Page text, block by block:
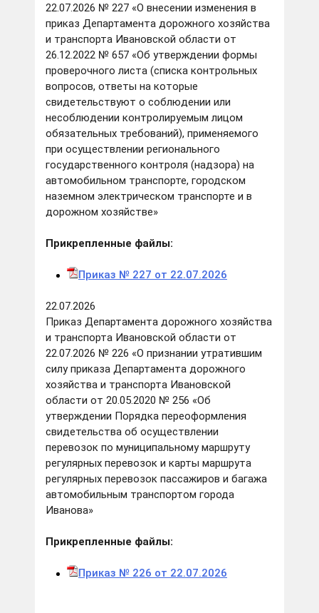
22.07.2026 № 227 «О внесении изменения в
приказ Департамента дорожного хозяйства
и транспорта Ивановской области от
26.12.2022 № 657 «Об утверждении формы
проверочного листа (списка контрольных
вопросов, ответы на которые
свидетельствуют о соблюдении или
несоблюдении контролируемым лицом
обязательных требований), применяемого
при осуществлении регионального
государственного контроля (надзора) на
автомобильном транспорте, городском
наземном электрическом транспорте и в
дорожном хозяйстве»
Прикрепленные файлы:
Приказ № 227 от 22.07.2026
22.07.2026
Приказ Департамента дорожного хозяйства
и транспорта Ивановской области от
22.07.2026 № 226 «О признании утратившим
силу приказа Департамента дорожного
хозяйства и транспорта Ивановской
области от 20.05.2020 № 256 «Об
утверждении Порядка переоформления
свидетельства об осуществлении
перевозок по муниципальному маршруту
регулярных перевозок и карты маршрута
регулярных перевозок пассажиров и багажа
автомобильным транспортом города
Иванова»
Прикрепленные файлы:
Приказ № 226 от 22.07.2026